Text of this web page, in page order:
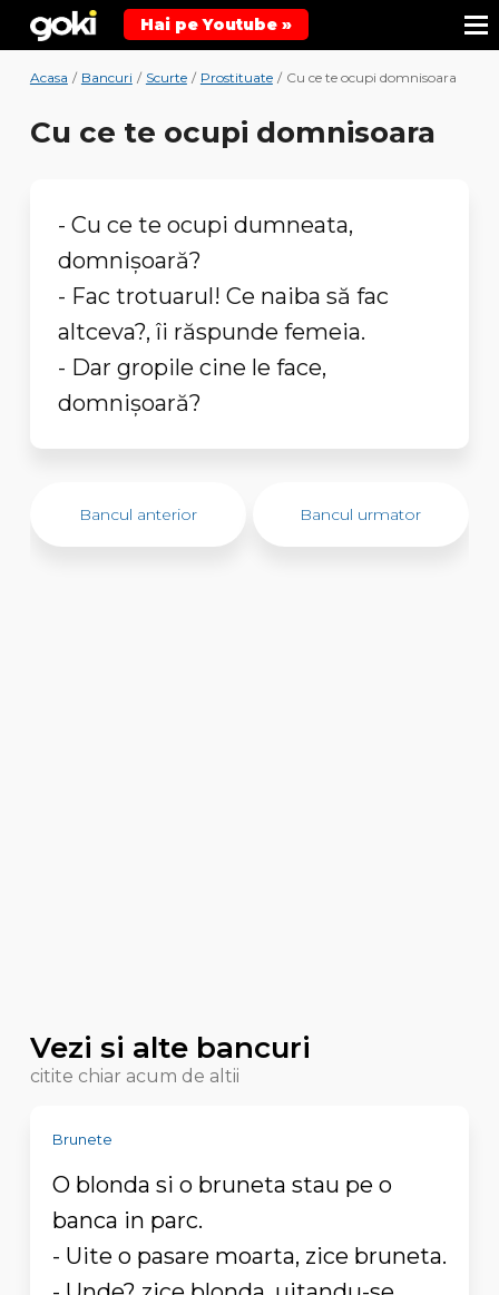
Hai pe Youtube »
Acasa / Bancuri / Scurte / Prostituate / Cu ce te ocupi domnisoara
Cu ce te ocupi domnisoara
- Cu ce te ocupi dumneata,
domnișoară?
- Fac trotuarul! Ce naiba să fac
altceva?, îi răspunde femeia.
- Dar gropile cine le face,
domnișoară?
Bancul anterior Bancul urmator
Vezi si alte bancuri
citite chiar acum de altii
Brunete
O blonda si o bruneta stau pe o
banca in parc.
- Uite o pasare moarta, zice bruneta.